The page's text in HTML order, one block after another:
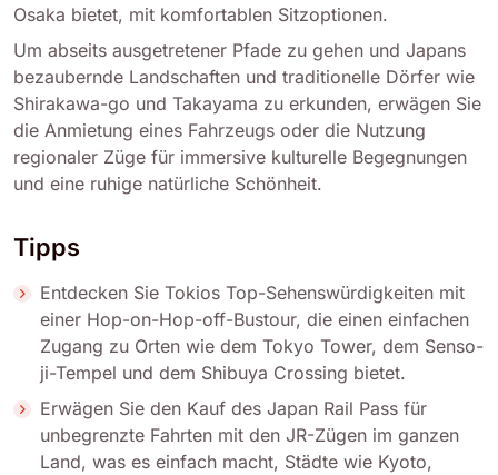
Osaka bietet, mit komfortablen Sitzoptionen.
Um abseits ausgetretener Pfade zu gehen und Japans
bezaubernde Landschaften und traditionelle Dörfer wie
Shirakawa-go und Takayama zu erkunden, erwägen Sie
die Anmietung eines Fahrzeugs oder die Nutzung
regionaler Züge für immersive kulturelle Begegnungen
und eine ruhige natürliche Schönheit.
Tipps
Entdecken Sie Tokios Top-Sehenswürdigkeiten mit
einer Hop-on-Hop-off-Bustour, die einen einfachen
Zugang zu Orten wie dem Tokyo Tower, dem Senso-
ji-Tempel und dem Shibuya Crossing bietet.
Erwägen Sie den Kauf des Japan Rail Pass für
unbegrenzte Fahrten mit den JR-Zügen im ganzen
Land, was es einfach macht, Städte wie Kyoto,